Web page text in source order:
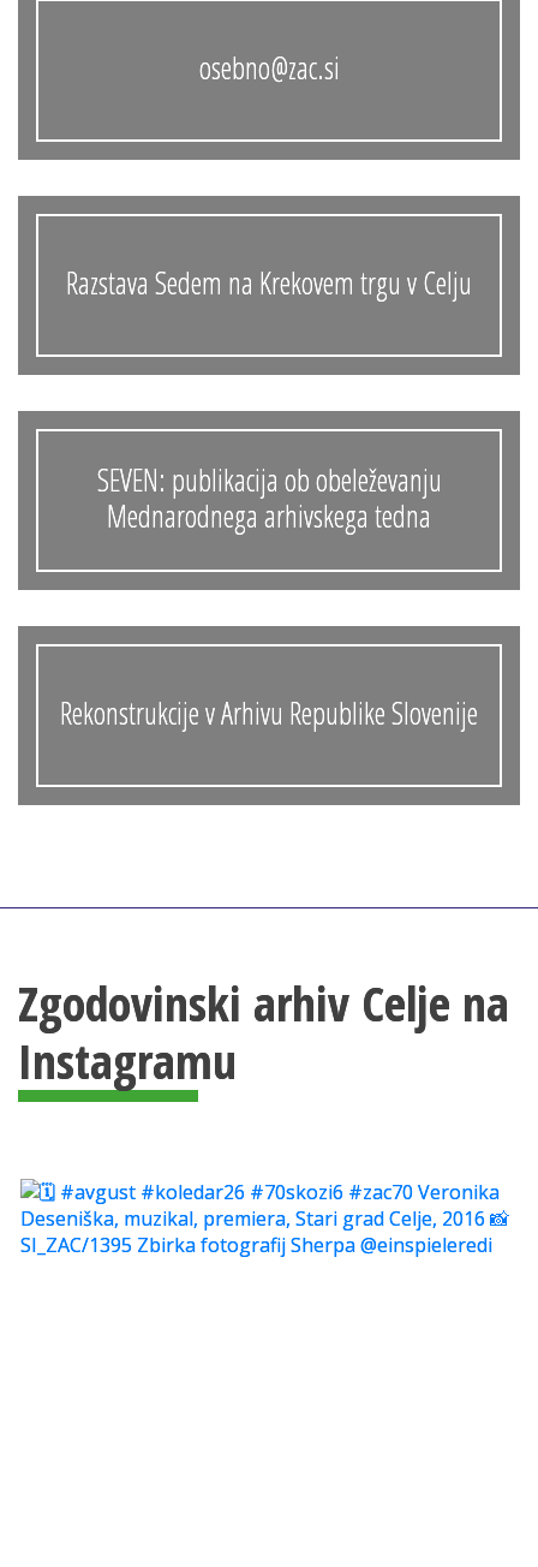
osebno@zac.si
Razstava Sedem na Krekovem trgu v Celju
SEVEN: publikacija ob obeleževanju
Mednarodnega arhivskega tedna
Rekonstrukcije v Arhivu Republike Slovenije
Zgodovinski arhiv Celje na
Instagramu